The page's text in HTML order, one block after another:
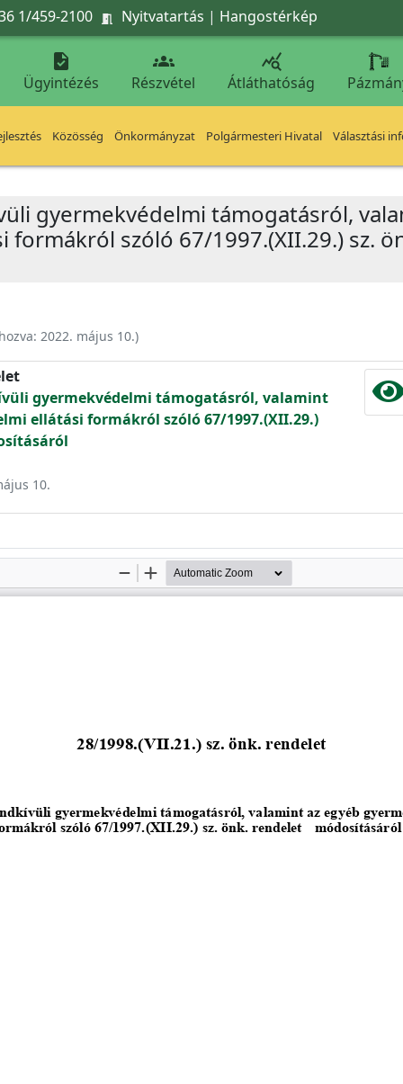
1/459-2100  Nyitvatartás | Hangostérkép

Ügyintézés

Részvétel

Átláthatóság
Közösség Önkormányzat Polgármesteri Hivatal Választási
gyermekvédelmi támogatásról,
formákról szóló 67/1997.(XII.29.) sz.
2022. május 10.)
gyermekvédelmi támogatásról, valamint
ellátási formákról szóló 67/1997.(XII.29.)
10.